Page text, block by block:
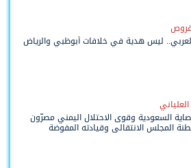
ليس هدية في خلافات أبوظبي والرياض
السعودية وقوى الاحتلال اليمني مصرّون
المجلس الانتقالي وقيادته المفوضة
الشعبية؟